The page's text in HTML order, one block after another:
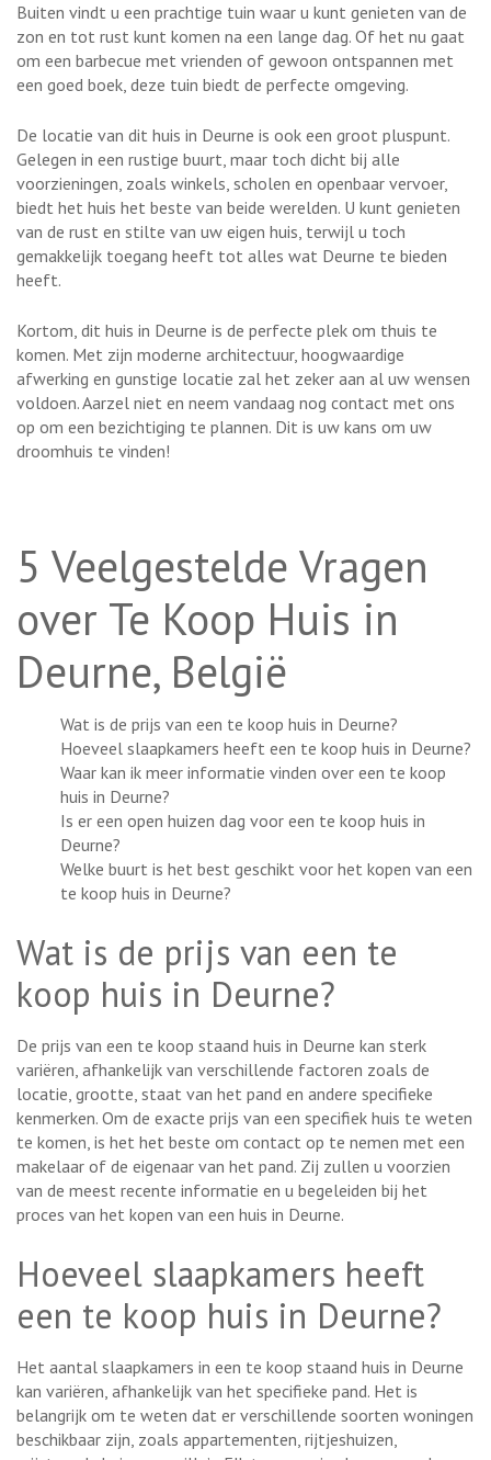
Buiten vindt u een prachtige tuin waar u kunt genieten van de
zon en tot rust kunt komen na een lange dag. Of het nu gaat
om een barbecue met vrienden of gewoon ontspannen met
een goed boek, deze tuin biedt de perfecte omgeving.
De locatie van dit huis in Deurne is ook een groot pluspunt.
Gelegen in een rustige buurt, maar toch dicht bij alle
voorzieningen, zoals winkels, scholen en openbaar vervoer,
biedt het huis het beste van beide werelden. U kunt genieten
van de rust en stilte van uw eigen huis, terwijl u toch
gemakkelijk toegang heeft tot alles wat Deurne te bieden
heeft.
Kortom, dit huis in Deurne is de perfecte plek om thuis te
komen. Met zijn moderne architectuur, hoogwaardige
afwerking en gunstige locatie zal het zeker aan al uw wensen
voldoen. Aarzel niet en neem vandaag nog contact met ons
op om een bezichtiging te plannen. Dit is uw kans om uw
droomhuis te vinden!
5 Veelgestelde Vragen
over Te Koop Huis in
Deurne, België
Wat is de prijs van een te koop huis in Deurne?
Hoeveel slaapkamers heeft een te koop huis in Deurne?
Waar kan ik meer informatie vinden over een te koop
huis in Deurne?
Is er een open huizen dag voor een te koop huis in
Deurne?
Welke buurt is het best geschikt voor het kopen van een
te koop huis in Deurne?
Wat is de prijs van een te
koop huis in Deurne?
De prijs van een te koop staand huis in Deurne kan sterk
variëren, afhankelijk van verschillende factoren zoals de
locatie, grootte, staat van het pand en andere specifieke
kenmerken. Om de exacte prijs van een specifiek huis te weten
te komen, is het het beste om contact op te nemen met een
makelaar of de eigenaar van het pand. Zij zullen u voorzien
van de meest recente informatie en u begeleiden bij het
proces van het kopen van een huis in Deurne.
Hoeveel slaapkamers heeft
een te koop huis in Deurne?
Het aantal slaapkamers in een te koop staand huis in Deurne
kan variëren, afhankelijk van het specifieke pand. Het is
belangrijk om te weten dat er verschillende soorten woningen
beschikbaar zijn, zoals appartementen, rijtjeshuizen,